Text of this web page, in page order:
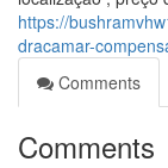
https://
dracamar-
Comments
Comments